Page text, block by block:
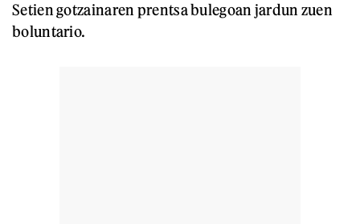
Setien gotzainaren prentsa bulegoan jardun zuen
boluntario.